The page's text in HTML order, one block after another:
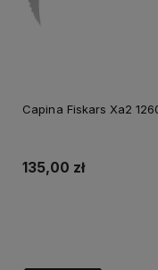
Capina Fiskars Xa2
135,00 zł